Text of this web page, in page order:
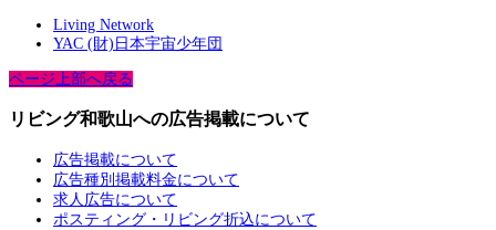
Living Network
YAC (財)日本宇宙少年団
ページ上部へ戻る
リビング和歌山への広告掲載について
広告掲載について
広告種別掲載料金について
求人広告について
ポスティング・リビング折込について